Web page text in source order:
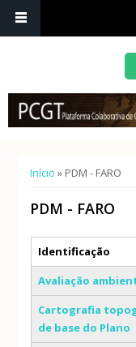
Está aqui
Início » PDM - FARO
PDM - FARO
Separadores
Identificação
(separador ativo)
Avaliação
Cartografia
de base do Plano